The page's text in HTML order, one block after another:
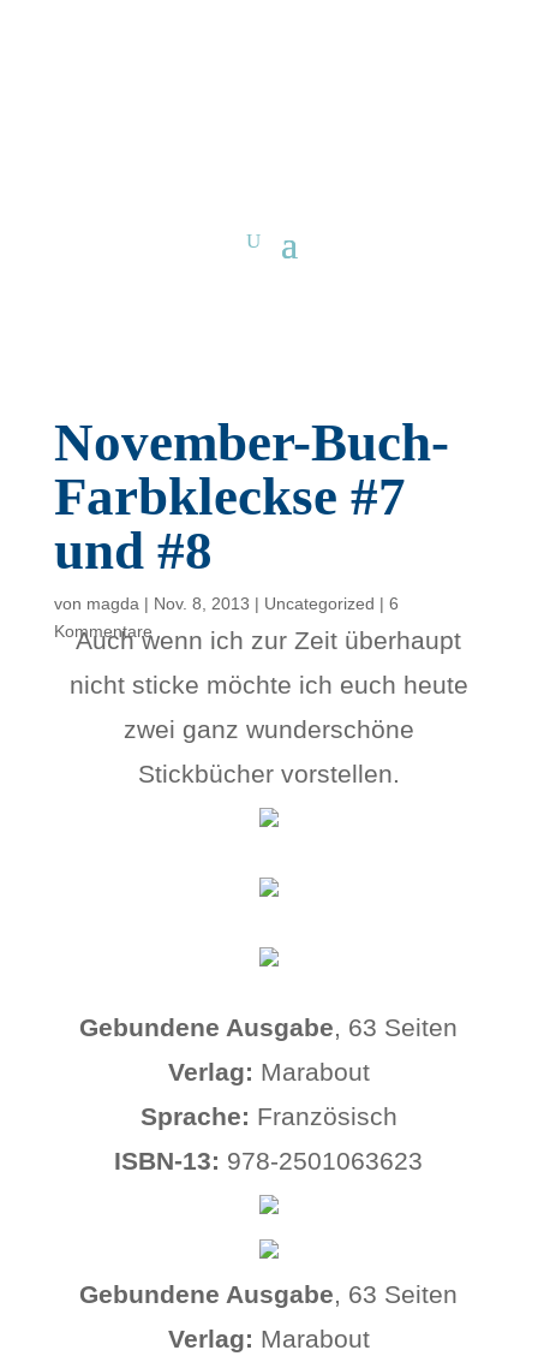
November-Buch-
Farbkleckse #7
und #8
von magda | Nov. 8, 2013 | Uncategorized | 6
Kommentare
Auch wenn ich zur Zeit überhaupt
nicht sticke möchte ich euch heute
zwei ganz wunderschöne
Stickbücher vorstellen.
Gebundene Ausgabe, 63 Seiten
Verlag: Marabout
Sprache: Französisch
ISBN-13: 978-2501063623
Gebundene Ausgabe, 63 Seiten
Verlag: Marabout